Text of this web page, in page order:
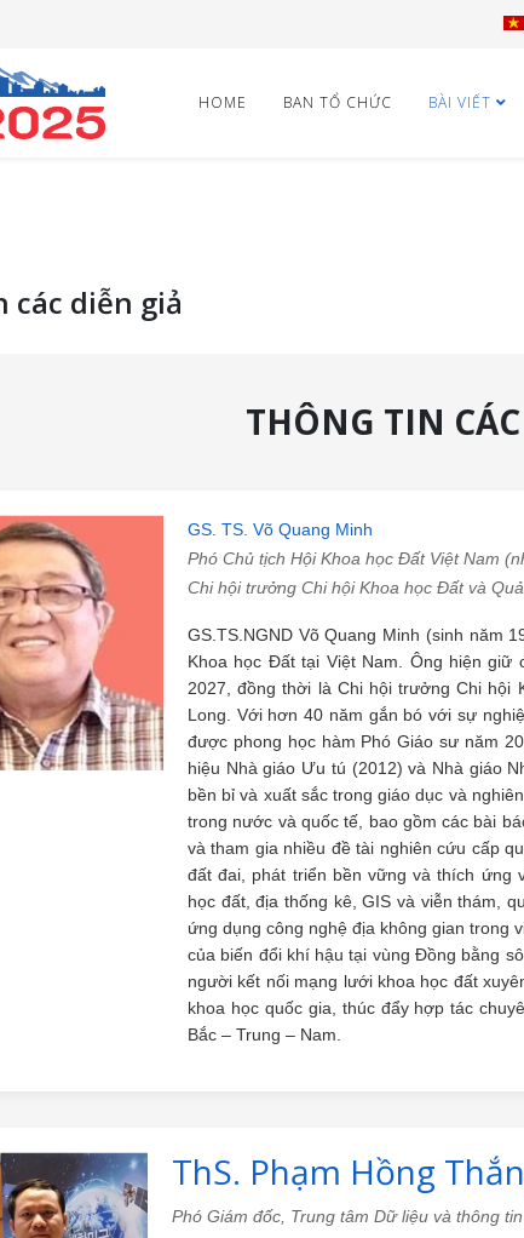
HOME BAN TỔ CHỨC BÀI VIẾT
các diễn giả
THÔNG TIN
GS. TS. Võ Quang Minh
Phó Chủ tịch Hội Khoa học Đất Việt Nam
Chi hội trưởng Chi hội Khoa học Đất và
GS.TS.NGND Võ Quang Minh (sinh năm
Khoa học Đất tại Việt Nam. Ông hiện giữ
2027, đồng thời là Chi hội trưởng Chi
Long. Với hơn 40 năm gắn bó với sự
được phong học hàm Phó Giáo sư năm
hiệu Nhà giáo Ưu tú (2012) và Nhà giáo
bền bỉ và xuất sắc trong giáo dục và
trong nước và quốc tế, bao gồm các bài
và tham gia nhiều đề tài nghiên cứu cấp
đất đai, phát triển bền vững và thích ứng
học đất, địa thống kê, GIS và viễn thám,
ứng dụng công nghệ địa không gian trong
của biến đổi khí hậu tại vùng Đồng bằng
người kết nối mạng lưới khoa học đất
khoa học quốc gia, thúc đẩy hợp tác
Bắc – Trung – Nam.
ThS. Phạm Hồng
Phó Giám đốc, Trung tâm Dữ liệu và thông